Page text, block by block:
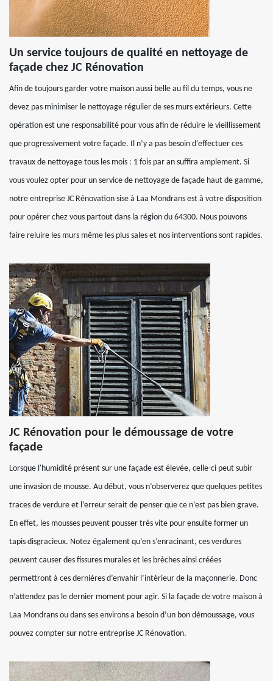
Un service toujours de qualité en nettoyage de
façade chez JC Rénovation
Afin de toujours garder votre maison aussi belle au fil du temps, vous ne
devez pas minimiser le nettoyage régulier de ses murs extérieurs. Cette
opération est une responsabilité pour vous afin de réduire le vieillissement
que progressivement votre façade. Il n’y a pas besoin d’effectuer ces
travaux de nettoyage tous les mois : 1 fois par an suffira amplement. Si
vous voulez opter pour un service de nettoyage de façade haut de gamme,
notre entreprise JC Rénovation sise à Laa Mondrans est à votre disposition
pour opérer chez vous partout dans la région du 64300. Nous pouvons
faire reluire les murs même les plus sales et nos interventions sont rapides.
JC Rénovation pour le démoussage de votre
façade
Lorsque l'humidité présent sur une façade est élevée, celle-ci peut subir
une invasion de mousse. Au début, vous n’observerez que quelques petites
traces de verdure et l’erreur serait de penser que ce n’est pas bien grave.
En effet, les mousses peuvent pousser très vite pour ensuite former un
tapis disgracieux. Notez également qu’en s’enracinant, ces verdures
peuvent causer des fissures murales et les brèches ainsi créées
permettront à ces dernières d’envahir l’intérieur de la maçonnerie. Donc
n’attendez pas le dernier moment pour agir. Si la façade de votre maison à
Laa Mondrans ou dans ses environs a besoin d’un bon démoussage, vous
pouvez compter sur notre entreprise JC Rénovation.